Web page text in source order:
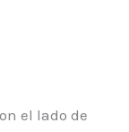
el lado de